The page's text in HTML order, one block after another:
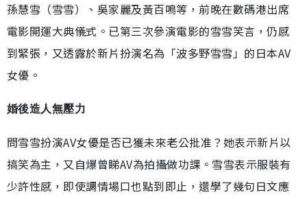
孫慧雪（雪雪）、吳家麗及黃百鳴等，前晚在數碼港出席
電影開運大典儀式。已第三次參演電影的雪雪笑言，仍感
到緊張，又透露於新片扮演名為「波多野雪雪」的日本AV
女優。
婚後造人無壓力
問雪雪扮演AV女優是否已獲未來老公批准？她表示新片以
搞笑為主，又自爆曾睇AV為拍攝做功課。雪雪表示服裝有
少許性感，即使調情場口也點到即止，還學了幾句日文應